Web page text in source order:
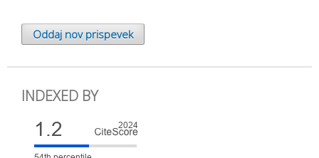
Oddaj nov prispevek
INDEXED BY